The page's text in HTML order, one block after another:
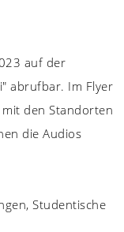
auf der
abrufbar. Im Flyer
den Standorten
die Audios
Studentische